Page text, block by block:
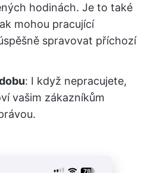
hodinách. Je to také
mohou pracující
spravovat příchozí
: I když nepracujete,
vašim zákazníkům